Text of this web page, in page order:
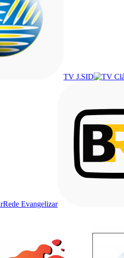
TV J.SID
Rede Evangelizar